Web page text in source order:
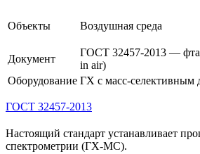
Объекты Воздушная среда
Документ
ГОСТ 32457-2013 —
in air)
Оборудование ГХ с масс-селективным
ГОСТ 32457-2013
Настоящий стандарт устанавливает
спектрометрии (ГХ-МС).